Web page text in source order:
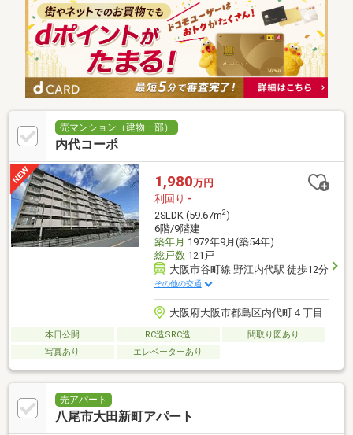
売マンション（建物一部）
内代コーポ
1,980万円
利回り -
2SLDK (59.67m2)
6階/9階建
築年月 1972年9月(築54年)
総戸数121戸
大阪市谷町線 野江内代駅 徒歩12分
その他の交通
大阪府大阪市都島区内代町４丁目
本日公開 RC造SRC造
間取り図あり
写真あり
エレベーターあり
売アパート
八尾市大田新町アパート